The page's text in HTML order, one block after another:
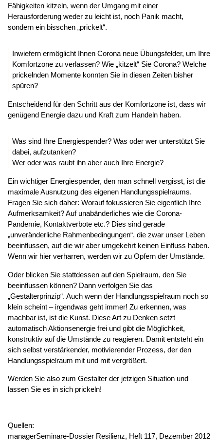
Fähigkeiten kitzeln, wenn der Umgang mit einer
Herausforderung weder zu leicht ist, noch Panik macht,
sondern ein bisschen „prickelt“.
Inwiefern ermöglicht Ihnen Corona neue Übungsfelder, um Ihre
Komfortzone zu verlassen? Wie „kitzelt“ Sie Corona? Welche
prickelnden Momente konnten Sie in diesen Zeiten bisher
spüren?
Entscheidend für den Schritt aus der Komfortzone ist, dass wir
genügend Energie dazu und Kraft zum Handeln haben.
Was sind Ihre Energiespender? Was oder wer unterstützt Sie
dabei, aufzutanken?
Wer oder was raubt ihn aber auch Ihre Energie?
Ein wichtiger Energiespender, den man schnell vergisst, ist die
maximale Ausnutzung des eigenen Handlungsspielraums.
Fragen Sie sich daher: Worauf fokussieren Sie eigentlich Ihre
Aufmerksamkeit? Auf unabänderliches wie die Corona-
Pandemie, Kontaktverbote etc.? Dies sind gerade
„unveränderliche Rahmenbedingungen“, die zwar unser Leben
beeinflussen, auf die wir aber umgekehrt keinen Einfluss haben.
Wenn wir hier verharren, werden wir zu Opfern der Umstände.
Oder blicken Sie stattdessen auf den Spielraum, den Sie
beeinflussen können? Dann verfolgen Sie das
„Gestalterprinzip“. Auch wenn der Handlungsspielraum noch so
klein scheint – irgendwas geht immer! Zu erkennen, was
machbar ist, ist die Kunst. Diese Art zu Denken setzt
automatisch Aktionsenergie frei und gibt die Möglichkeit,
konstruktiv auf die Umstände zu reagieren. Damit entsteht ein
sich selbst verstärkender, motivierender Prozess, der den
Handlungsspielraum mit und mit vergrößert.
Werden Sie also zum Gestalter der jetzigen Situation und
lassen Sie es in sich prickeln!
Quellen:
managerSeminare-Dossier Resilienz, Heft 117, Dezember 2012